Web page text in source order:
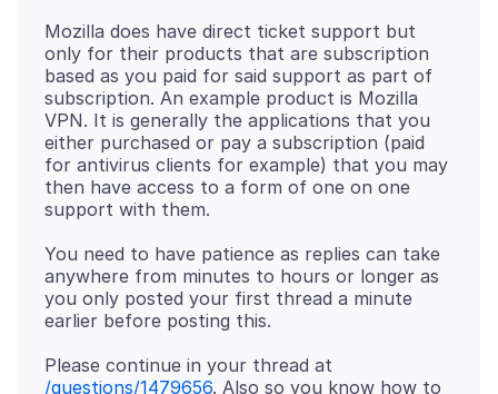
Mozilla does have direct ticket support but
only for their products that are subscription
based as you paid for said support as part of
subscription. An example product is Mozilla
VPN. It is generally the applications that you
either purchased or pay a subscription (paid
for antivirus clients for example) that you may
then have access to a form of one on one
You need to have patience as replies can take
anywhere from minutes to hours or longer as
you only posted your first thread a minute
Please continue in your thread at
/questions/1479656. Also so you know how to